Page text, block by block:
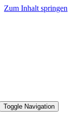
Zum Inhalt springen
Toggle Navigation